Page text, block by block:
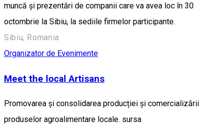
muncă și prezentări de companii care va avea loc în 30
octombrie la Sibiu, la sediile firmelor participante.
Sibiu, Romania
Organizator de Evenimente
Meet the local Artisans
Promovarea și consolidarea producției și comercializării
produselor agroalimentare locale. sursa